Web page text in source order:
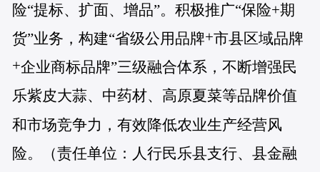
险“提标、扩面、增品”。积极推广“保险+期
货”业务，构建“省级公用品牌+市县区域品牌
+企业商标品牌”三级融合体系，不断增强民
乐紫皮大蒜、中药材、高原夏菜等品牌价值
和市场竞争力，有效降低农业生产经营风
险。（责任单位：人行民乐县支行、县金融